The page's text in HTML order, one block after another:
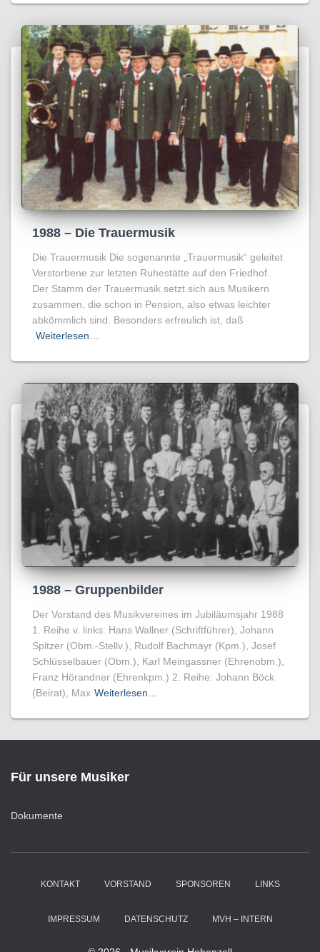
1988 – Die Trauermusik
Die Trauermusik Die sogenannte „Trauermusik“ geleitet
Verstorbene zur letzten Ruhestätte auf den Friedhof.
Der Stamm der Trauermusik setzt sich aus Musikern
zusammen, die schon in Pension, also etwas leichter
abkömmlich sind. Besonders erfreulich ist, daß
Weiterlesen…
1988 – Gruppenbilder
Der Vorstand des Musikvereines im Jubiläumsjahr 1988
1. Reihe v. links: Hans Wallner (Schriftführer), Johann
Spitzer (Obm.-Stellv.), Rudolf Bachmayr (Kpm.), Josef
Schlüsselbauer (Obm.), Karl Meingassner (Ehrenobm.),
Franz Hörandner (Ehrenkpm.) 2. Reihe: Johann Böck
(Beirat), Max Weiterlesen…
Für unsere Musiker
Dokumente
KONTAKT VORSTAND SPONSOREN LINKS
IMPRESSUM DATENSCHUTZ MVH – INTERN